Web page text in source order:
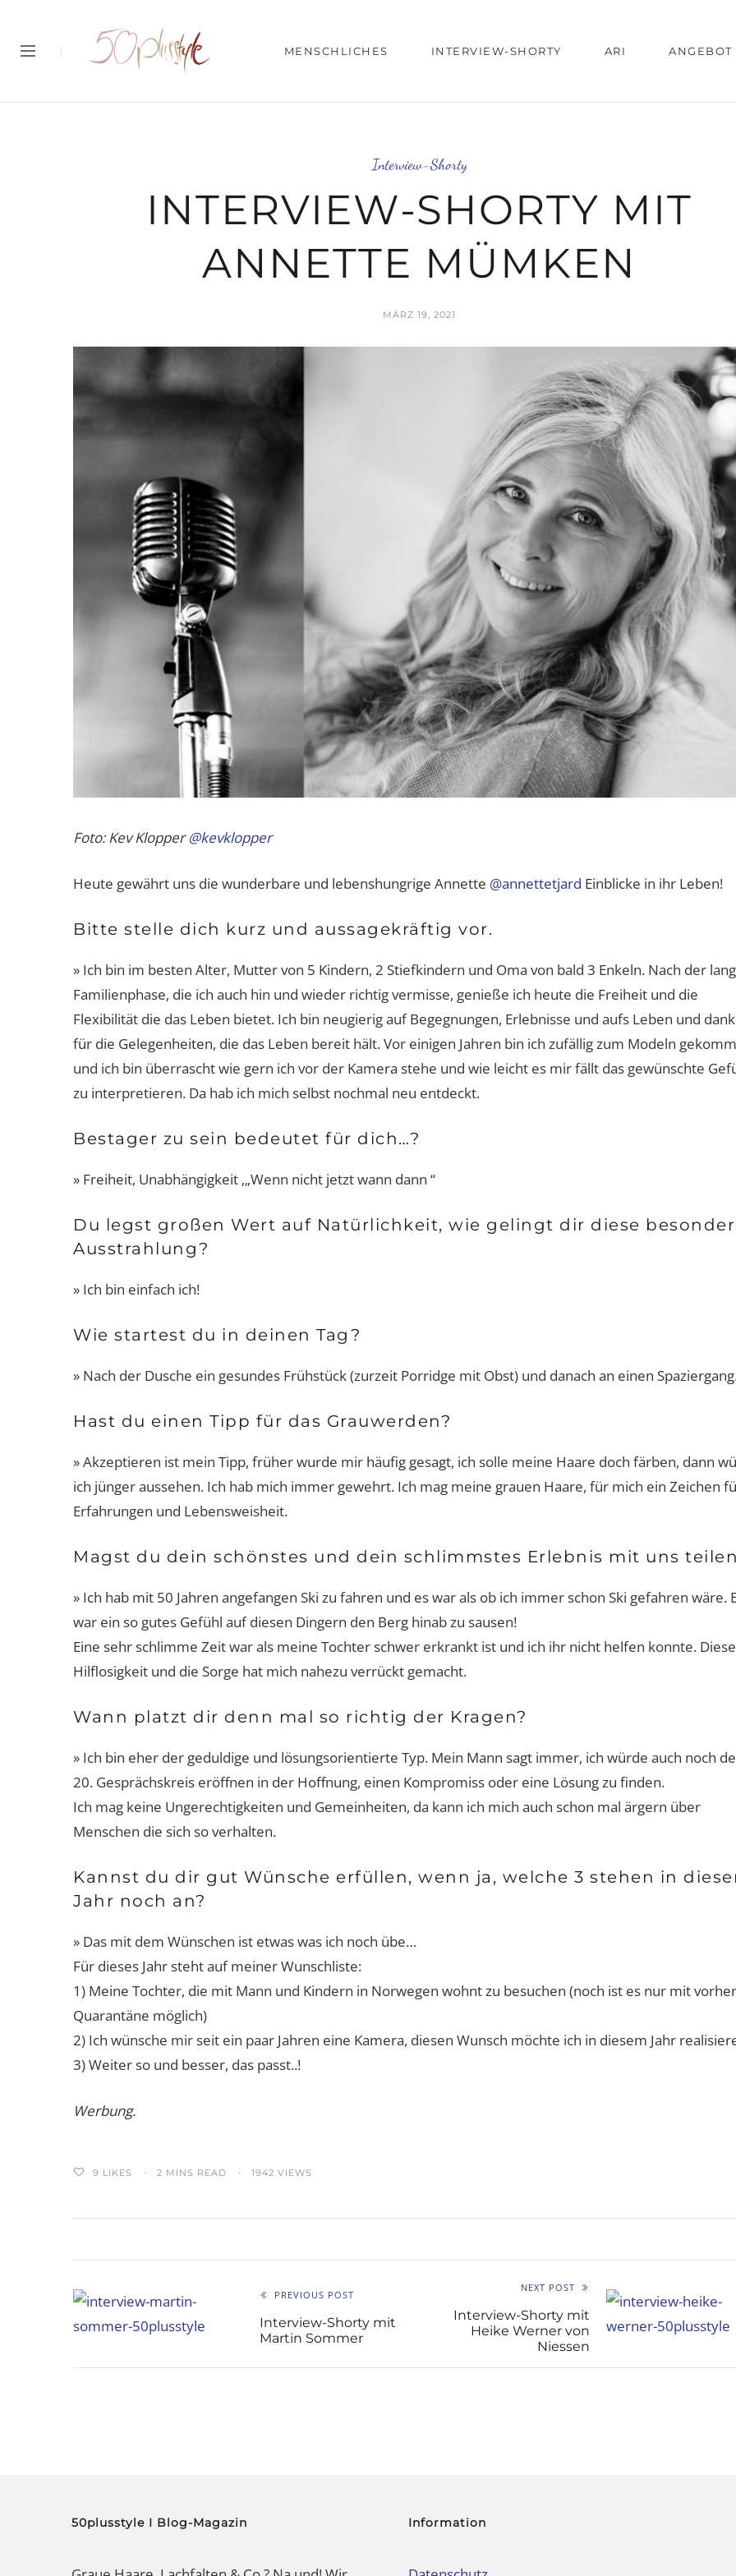
MENSCHLICHES INTERVIEW-SHORTY ARI ANGEBOT
Interview-Shorty
INTERVIEW-SHORTY MIT
ANNETTE MÜMKEN
MÄRZ 19, 2021
Foto: Kev Klopper@kevklopper
Heute gewährt uns die wunderbare und lebenshungrige Annette @annettetjard Einblicke in ihr Leben!
Bitte stelle dich kurz und aussagekräftig vor.
» Ich bin im besten Alter, Mutter von 5 Kindern, 2 Stiefkindern und Oma von bald 3 Enkeln. Nach der
Familienphase, die ich auch hin und wieder richtig vermisse, genieße ich heute die Freiheit und die
Flexibilität die das Leben bietet. Ich bin neugierig auf Begegnungen, Erlebnisse und aufs Leben und
für die Gelegenheiten, die das Leben bereit hält. Vor einigen Jahren bin ich zufällig zum Modeln
und ich bin überrascht wie gern ich vor der Kamera stehe und wie leicht es mir fällt das gewünschte
zu interpretieren. Da hab ich mich selbst nochmal neu entdeckt.
Bestager zu sein bedeutet für dich…?
» Freiheit, Unabhängigkeit ,„Wenn nicht jetzt wann dann “
Du legst großen Wert auf Natürlichkeit, wie gelingt dir diese
Ausstrahlung?
» Ich bin einfach ich!
Wie startest du in deinen Tag?
» Nach der Dusche ein gesundes Frühstück (zurzeit Porridge mit Obst) und danach an einen
Hast du einen Tipp für das Grauwerden?
» Akzeptieren ist mein Tipp, früher wurde mir häufig gesagt, ich solle meine Haare doch färben, dann
ich jünger aussehen. Ich hab mich immer gewehrt. Ich mag meine grauen Haare, für mich ein Zeichen
Erfahrungen und Lebensweisheit.
Magst du dein schönstes und dein schlimmstes Erlebnis mit uns
» Ich hab mit 50 Jahren angefangen Ski zu fahren und es war als ob ich immer schon Ski gefahren wäre.
war ein so gutes Gefühl auf diesen Dingern den Berg hinab zu sausen!
Eine sehr schlimme Zeit war als meine Tochter schwer erkrankt ist und ich ihr nicht helfen konnte. Diese
Hilflosigkeit und die Sorge hat mich nahezu verrückt gemacht.
Wann platzt dir denn mal so richtig der Kragen?
» Ich bin eher der geduldige und lösungsorientierte Typ. Mein Mann sagt immer, ich würde auch noch
20. Gesprächskreis eröffnen in der Hoffnung, einen Kompromiss oder eine Lösung zu finden.
Ich mag keine Ungerechtigkeiten und Gemeinheiten, da kann ich mich auch schon mal ärgern über
Menschen die sich so verhalten.
Kannst du dir gut Wünsche erfüllen, wenn ja, welche 3 stehen in
Jahr noch an?
» Das mit dem Wünschen ist etwas was ich noch übe…
Für dieses Jahr steht auf meiner Wunschliste:
1) Meine Tochter, die mit Mann und Kindern in Norwegen wohnt zu besuchen (noch ist es nur mit
Quarantäne möglich)
2) Ich wünsche mir seit ein paar Jahren eine Kamera, diesen Wunsch möchte ich in diesem Jahr
3) Weiter so und besser, das passt..!
Werbung.
9 LIKES 2 MINS READ 1942 VIEWS
PREVIOUS POST
Interview-Shorty mit
Martin Sommer
NEXT POST
Interview-Shorty mit
Heike Werner von
Niessen
Damen-Sportunterwäsche:
Passt, wackelt und hat Luft? Von
wegen!
Interview-Shorty mit Dr. Michael
Hoppe
Bernd
nur eine
Erfolg
50plusstyle I Blog-Magazin Information